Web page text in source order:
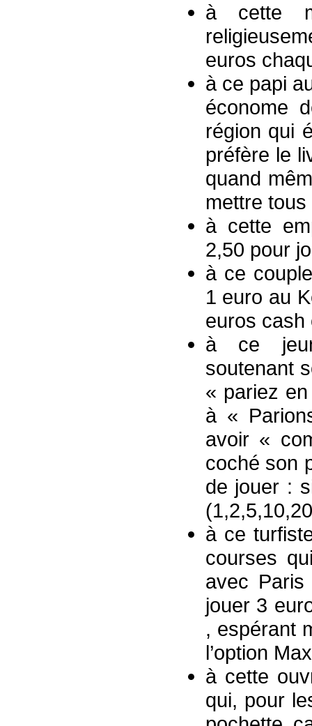
à cette
euros
à ce papi
économe
région qui
préfère le
quand
mettre
à cette
2,50 pour
à ce
1 euro au
euros cash
à ce
soutenant
« pariez
à «
avoir «
coché son
de jouer :
à ce
courses
avec
jouer 3
, espérant
l’option Max
à cette
qui, pour